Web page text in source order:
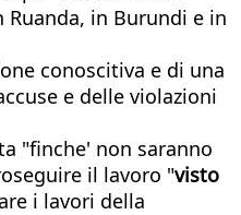
in Burundi e in
conoscitiva e di una
e delle violazioni
"finche' non saranno
il lavoro "visto
i lavori della